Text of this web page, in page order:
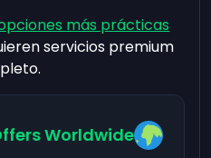
más prácticas
servicios premium
Worldwide